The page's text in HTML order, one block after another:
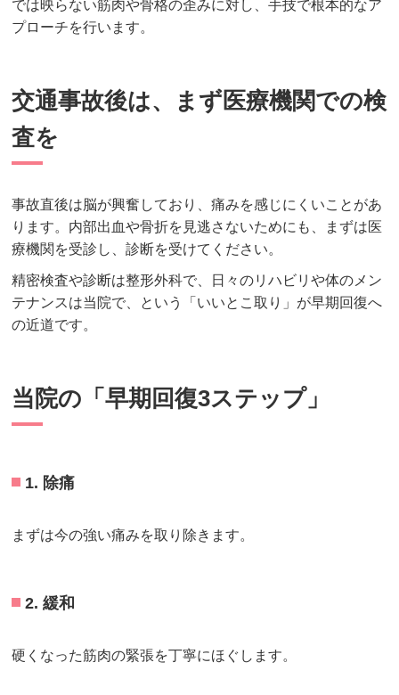
では映らない筋肉や骨格の歪みに対し、手技で根本的なア
プローチを行います。
交通事故後は、まず医療機関での検
査を
事故直後は脳が興奮しており、痛みを感じにくいことがあ
ります。内部出血や骨折を見逃さないためにも、まずは医
療機関を受診し、診断を受けてください。
精密検査や診断は整形外科で、日々のリハビリや体のメン
テナンスは当院で、という「いいとこ取り」が早期回復へ
の近道です。
当院の「早期回復3ステップ」
1. 除痛
まずは今の強い痛みを取り除きます。
2. 緩和
硬くなった筋肉の緊張を丁寧にほぐします。